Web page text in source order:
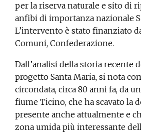
per la riserva naturale e sito di
anfibi di importanza nazionale
L’intervento è stato finanziato
Comuni, Confederazione.
Dall’analisi della storia recente
progetto Santa Maria, si nota
circondata, circa 80 anni fa, da
fiume Ticino, che ha scavato la
presente anche attualmente e
zona umida più interessante